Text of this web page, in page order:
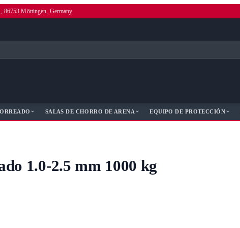
86753 Möttingen, Germany
SALAS DE CHORRO DE ARENA EQUIPO DE PROTECCIÓN
1.0-2.5 mm 1000 kg